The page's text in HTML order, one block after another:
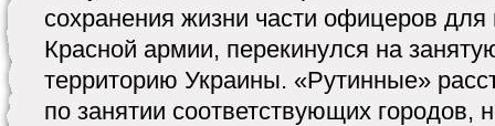
сохранения жизни части офицеров для
Красной армии, перекинулся на
территорию Украины. «Рутинные»
по занятии соответствующих городов,